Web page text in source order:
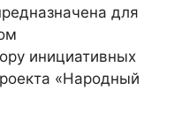
для
инициативных
«Народный